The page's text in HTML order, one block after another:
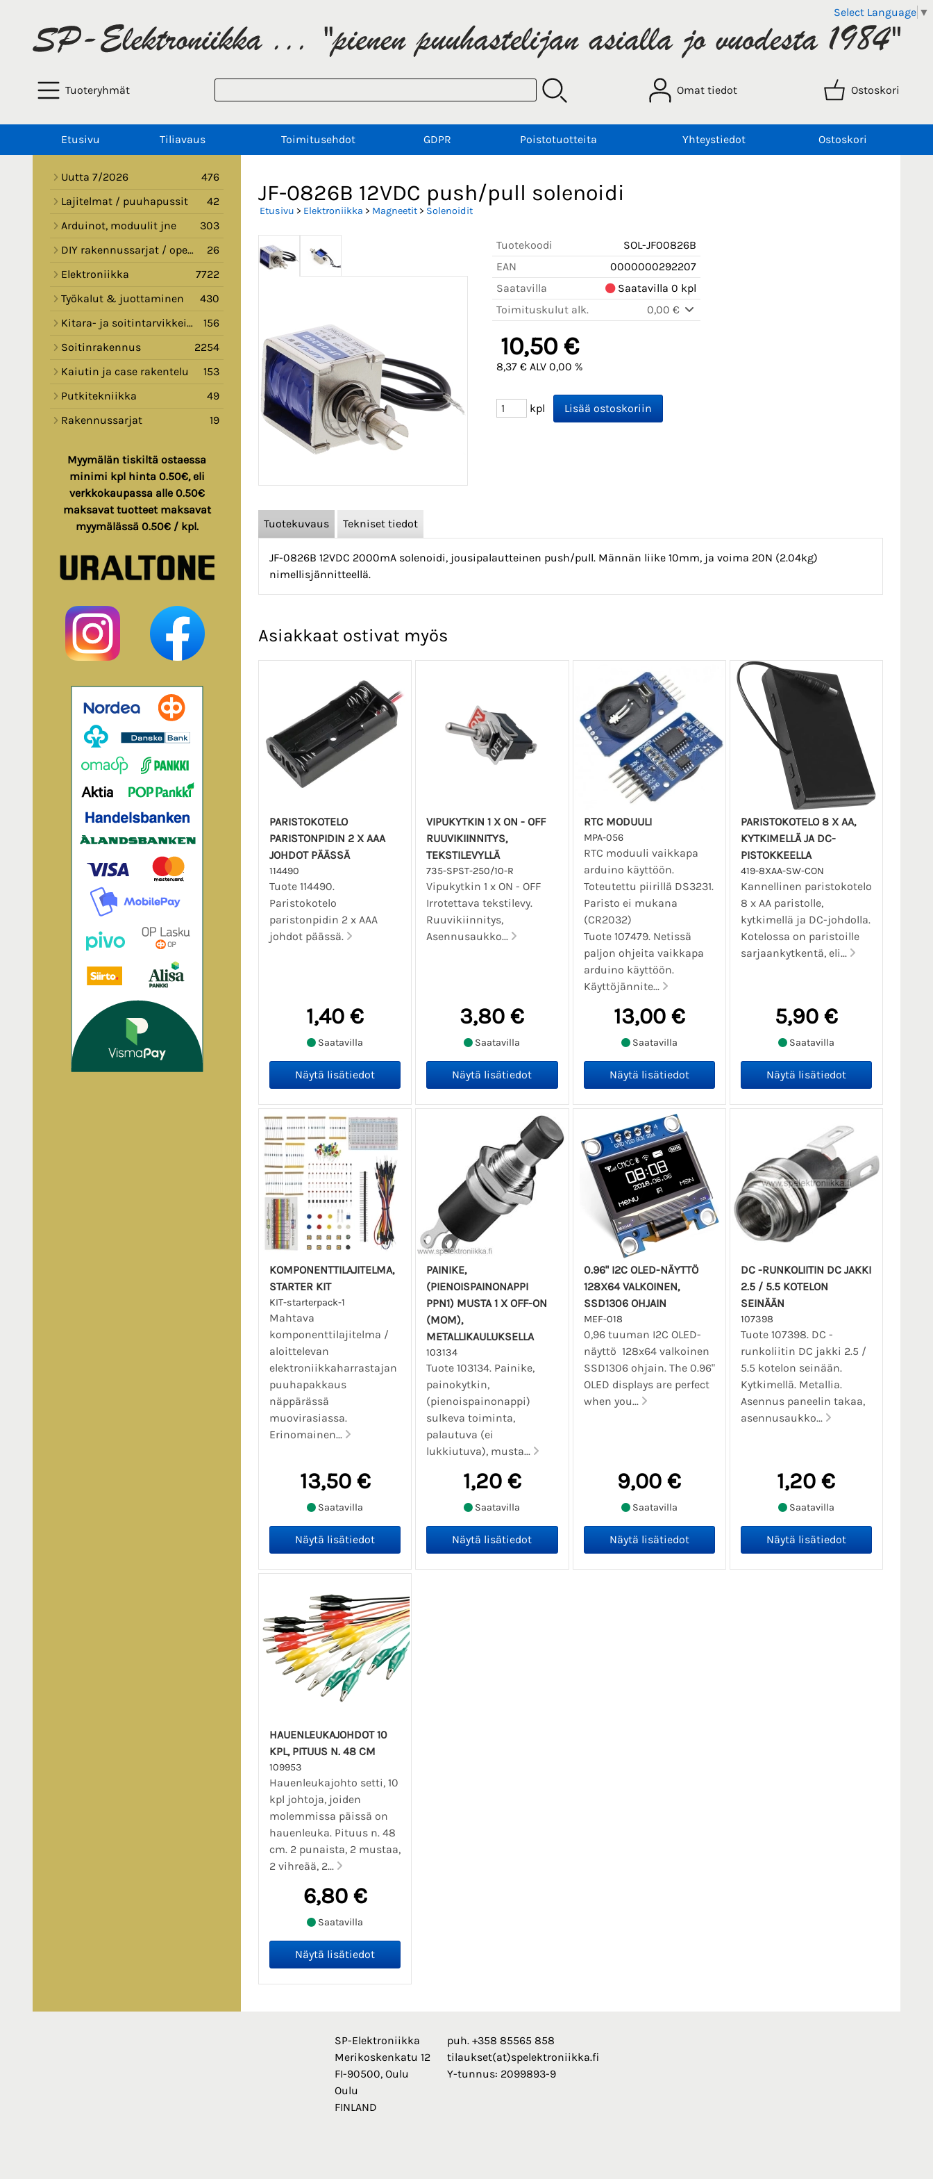
Select Language ▼
Tuoteryhmät Omat tiedot Ostoskori
Etusivu Tiliavaus Toimitusehdot GDPR Poistotuotteita Yhteystiedot Ostoskori
Uutta 7/2026
476
Lajitelmat / puuhapussit
42
Arduinot, moduulit jne
303
DIY rakennussarjat / opetussarjat
26
Elektroniikka
7722
Työkalut & juottaminen
430
Kitara- ja soitintarvikkeita
156
Soitinrakennus
2254
Kaiutin ja case rakentelu
153
Putkitekniikka
49
Rakennussarjat
19
Myymälän tiskiltä ostaessa
minimi kpl hinta 0.50€, eli
verkkokaupassa alle 0.50€
maksavat tuotteet maksavat
myymälässä 0.50€ / kpl.
JF-0826B 12VDC push/pull solenoidi
Etusivu > Elektroniikka > Magneetit> Solenoidit
Tuotekoodi
SOL-JF00826B
EAN
0000000292207
Saatavilla
Saatavilla 0 kpl
Toimituskulut alk.
0,00 €
10,50 €
8,37 € ALV 0,00 %
kpl
Tuotekuvaus Tekniset tiedot
JF-0826B 12VDC 2000mA solenoidi, jousipalautteinen push/pull. Männän liike 10mm, ja voima 20N (2.04kg)
nimellisjännitteellä.
Asiakkaat ostivat myös
PARISTOKOTELO
PARISTONPIDIN 2 X AAA
JOHDOT PÄÄSSÄ
114490
Tuote 114490.
Paristokotelo
paristonpidin 2 x AAA
johdot päässä.
1,40 €
Saatavilla
VIPUKYTKIN 1 X ON - OFF
RUUVIKIINNITYS,
TEKSTILEVYLLÄ
735-SPST-250/10-R
Vipukytkin 1 x ON - OFF
Irrotettava tekstilevy.
Ruuvikiinnitys,
Asennusaukko...
3,80 €
Saatavilla
RTC MODUULI
MPA-056
RTC moduuli vaikkapa
arduino käyttöön.
Toteutettu piirillä DS3231.
Paristo ei mukana
(CR2032)
Tuote 107479. Netissä
paljon ohjeita vaikkapa
arduino käyttöön.
Käyttöjännite...
13,00 €
Saatavilla
PARISTOKOTELO 8 X AA,
KYTKIMELLÄ JA DC-
PISTOKKEELLA
419-8XAA-SW-CON
Kannellinen paristokotelo
8 x AA paristolle,
kytkimellä ja DC-johdolla.
Kotelossa on paristoille
sarjaankytkentä, eli...
5,90 €
Saatavilla
KOMPONENTTILAJITELMA,
STARTER KIT
KIT-starterpack-1
Mahtava
komponenttilajitelma /
aloittelevan
elektroniikkaharrastajan
puuhapakkaus
näppärässä
muovirasiassa.
Erinomainen...
13,50 €
Saatavilla
PAINIKE,
(PIENOISPAINONAPPI
PPN1) MUSTA 1 X OFF-ON
(MOM),
METALLIKAULUKSELLA
103134
Tuote 103134. Painike,
painokytkin,
(pienoispainonappi)
sulkeva toiminta,
palautuva (ei
lukkiutuva), musta...
1,20 €
Saatavilla
0.96" I2C OLED-NÄYTTÖ
128X64 VALKOINEN,
SSD1306 OHJAIN
MEF-018
0,96 tuuman I2C OLED-
näyttö 128x64 valkoinen
SSD1306 ohjain. The 0.96"
OLED displays are perfect
when you...
9,00 €
Saatavilla
DC -RUNKOLIITIN DC JAKKI
2.5 / 5.5 KOTELON
SEINÄÄN
107398
Tuote 107398. DC -
runkoliitin DC jakki 2.5 /
5.5 kotelon seinään.
Kytkimellä. Metallia.
Asennus paneelin takaa,
asennusaukko...
1,20 €
Saatavilla
HAUENLEUKAJOHDOT 10
KPL, PITUUS N. 48 CM
109953
Hauenleukajohto setti, 10
kpl johtoja, joiden
molemmissa päissä on
hauenleuka. Pituus n. 48
cm. 2 punaista, 2 mustaa,
2 vihreää, 2...
6,80 €
Saatavilla
SP-Elektroniikka
Merikoskenkatu 12
FI-90500, Oulu
Oulu
FINLAND
puh. +358 85565 858
tilaukset(at)spelektroniikka.fi
Y-tunnus: 2099893-9